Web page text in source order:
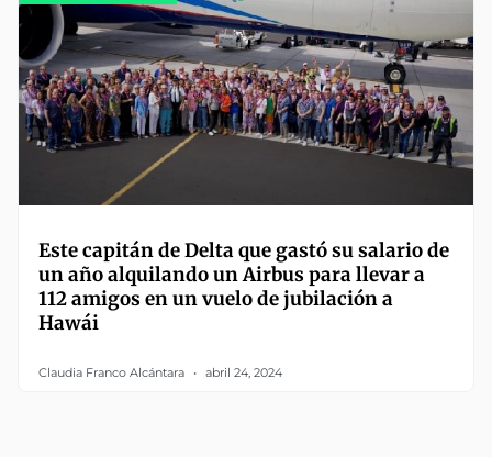
Este capitán de Delta que gastó su salario de
un año alquilando un Airbus para llevar a
112 amigos en un vuelo de jubilación a
Hawái
Claudia Franco Alcántara abril 24, 2024